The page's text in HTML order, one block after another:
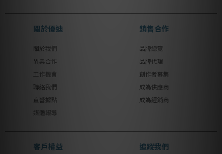
關於優迪
關於我們
異業合作
工作機會
聯絡我們
直營據點
媒體報導
銷售合作
品牌總覽
品牌代理
創作者募集
成為供應商
成為經銷商
客戶權益 追蹤我們